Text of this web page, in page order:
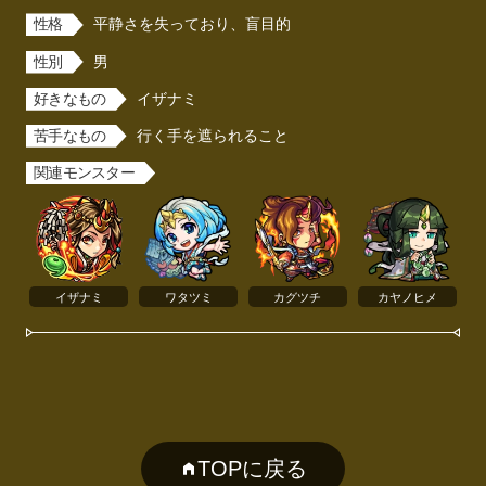
性格 平静さを失っており、盲目的
性別 男
好きなもの イザナミ
苦手なもの 行く手を遮られること
関連モンスター
イザナミ ワタツミ カグツチ カヤノヒメ
TOPに戻る